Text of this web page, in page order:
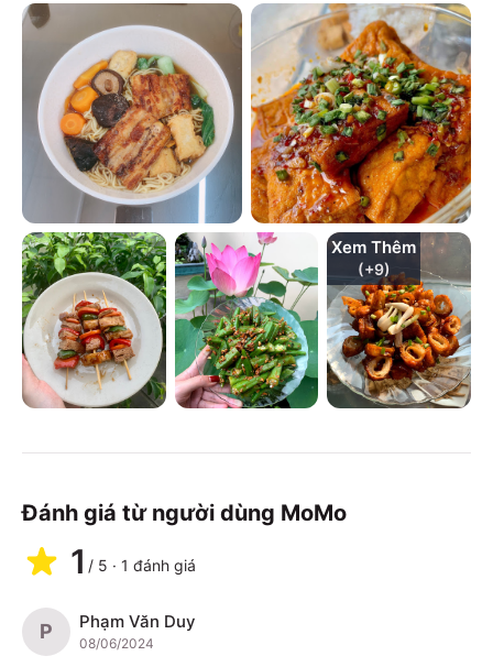
Xem Thêm
(+9)
Đánh giá từ người dùng MoMo
1 / 5 · 1 đánh giá
P Phạm Văn Duy
08/06/2024